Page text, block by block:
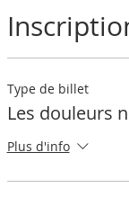
Type de billet
Les douleurs
Plus d'info